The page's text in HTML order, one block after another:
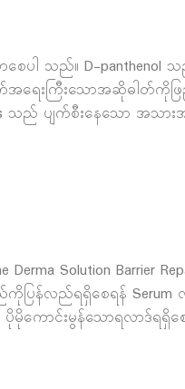
စေပါ သည်။ D-panthenol
ရေးကြီးသောအဆိုဓါတ်ကိုဖြ
သည် ပျက်စီးနေသော
Derma Solution
လည်ရရှိစေရန် Serum လိမ်း
ာင်းမွန်သောရလာဒ်ရရှိစေရန်